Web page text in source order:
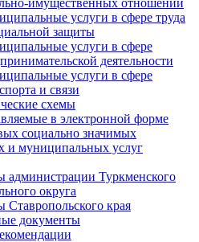
услуги в сфере труда
защиты
услуги в сфере
деятельности
услуги в сфере
и связи
схемы
в электронной форме
социально значимых
и муниципальных услуг
администрации Туркменского
округа
Ставропольского края
документы